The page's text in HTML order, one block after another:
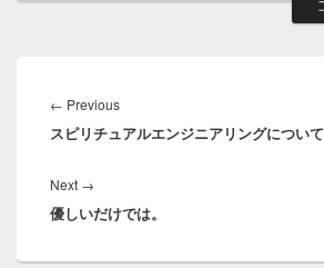
稿
ナ
ゲ
ー
シ
← Previous
post:
スピリチュアルエンジニアリングについて
Next →
post:
優しいだけでは。